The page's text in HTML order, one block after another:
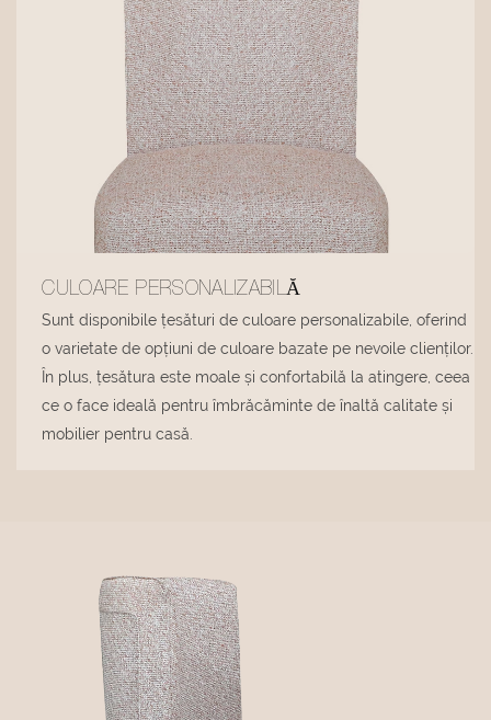
CULOARE PERSONALIZABILĂ
Sunt disponibile țesături de culoare personalizabile, oferind
o varietate de opțiuni de culoare bazate pe nevoile clienților.
În plus, țesătura este moale și confortabilă la atingere, ceea
ce o face ideală pentru îmbrăcăminte de înaltă calitate și
mobilier pentru casă.